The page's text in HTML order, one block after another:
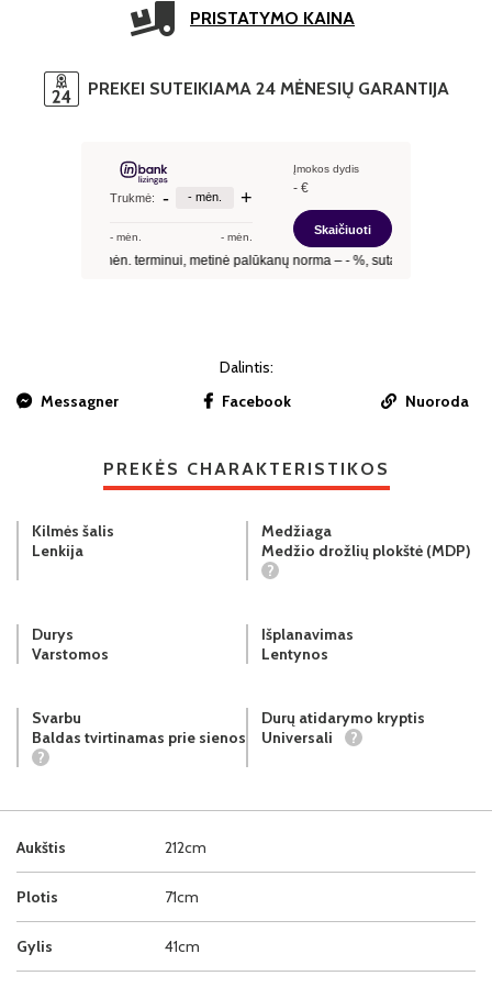
PRISTATYMO KAINA
PREKEI SUTEIKIAMA 24 MĖNESIŲ GARANTIJA
Dalintis:
Messagner
Facebook Nuoroda
PREKĖS CHARAKTERISTIKOS
Aukštis 212cm
Plotis 71cm
Gylis 41cm
Kilmės šalis
Lenkija
Medžiaga
Medžio drožlių plokštė (MDP)
?
Durys
Varstomos
Išplanavimas
Lentynos
Svarbu
Baldas tvirtinamas prie sienos
?
Durų atidarymo kryptis
Universali
?